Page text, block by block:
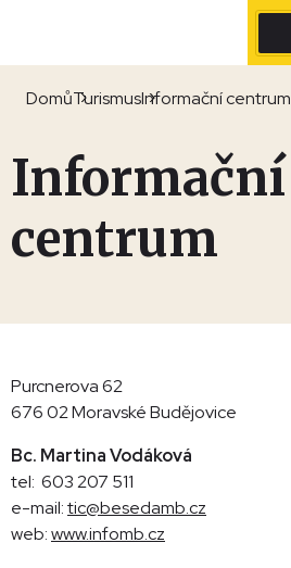
DomůTurismusInformační centrum
Informační
centrum
Purcnerova 62
676 02 Moravské Budějovice
Bc. Martina Vodáková
tel: 603 207 511
e-mail:tic@besedamb.cz
web:www.infomb.cz